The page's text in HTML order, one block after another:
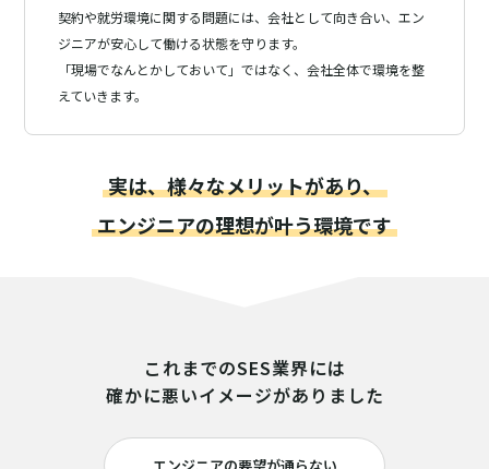
契約や就労環境に関する問題には、会社として向き合い、 エン
ジニアが安心して働ける状態を守ります。
「現場でなんとかしておいて」ではなく、会社全体で環境を整
えていきます。
実は、様々なメリットがあり、
エンジニアの理想が叶う環境です
これまでのSES業界には
確かに悪いイメージがありました
エンジニアの要望が通らない